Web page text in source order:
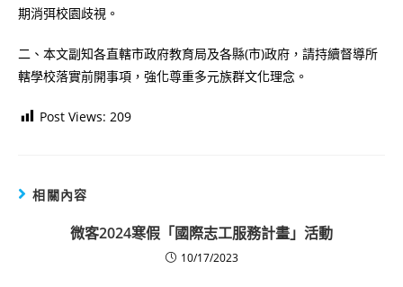
期消弭校園歧視。
二、本文副知各直轄市政府教育局及各縣(市)政府，請持續督導所
轄學校落實前開事項，強化尊重多元族群文化理念。
Post Views: 209
相關內容
微客2024寒假「國際志工服務計畫」活動
10/17/2023